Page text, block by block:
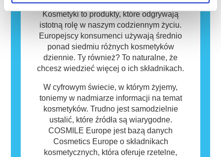
osób mogą okazać się alergizujące. Nie
oznacza to jednak, że produkt nie jest
bezpieczny dla innych.
Kosmetyki to produkty, które odgrywają
istotną rolę w naszym codziennym życiu.
Europejscy konsumenci używają średnio
ponad siedmiu różnych kosmetyków
dziennie. Ty również? To naturalne, że
chcesz wiedzieć więcej o ich składnikach.
W cyfrowym świecie, w którym żyjemy,
toniemy w nadmiarze informacji na temat
kosmetyków. Trudno jest samodzielnie
ustalić, które źródła są wiarygodne.
COSMILE Europe jest bazą danych
Cosmetics Europe o składnikach
kosmetycznych, która oferuje rzetelne,